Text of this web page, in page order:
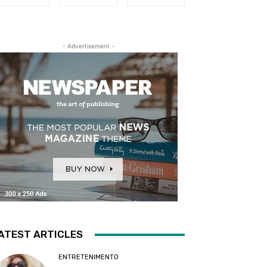
- Advertisement -
ARTICLES
ENTRETENIMENTO